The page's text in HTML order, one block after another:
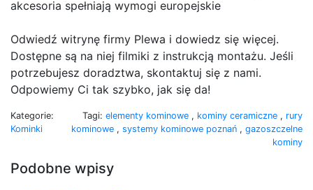
akcesoria spełniają wymogi europejskie
Odwiedź witrynę firmy Plewa i dowiedz się więcej.
Dostępne są na niej filmiki z instrukcją montażu. Jeśli
potrzebujesz doradztwa, skontaktuj się z nami.
Odpowiemy Ci tak szybko, jak się da!
Kategorie:
Kominki
Tagi: elementy kominowe , kominy ceramiczne , rury
kominowe , systemy kominowe poznań , gazoszczelne
kominy
Podobne wpisy